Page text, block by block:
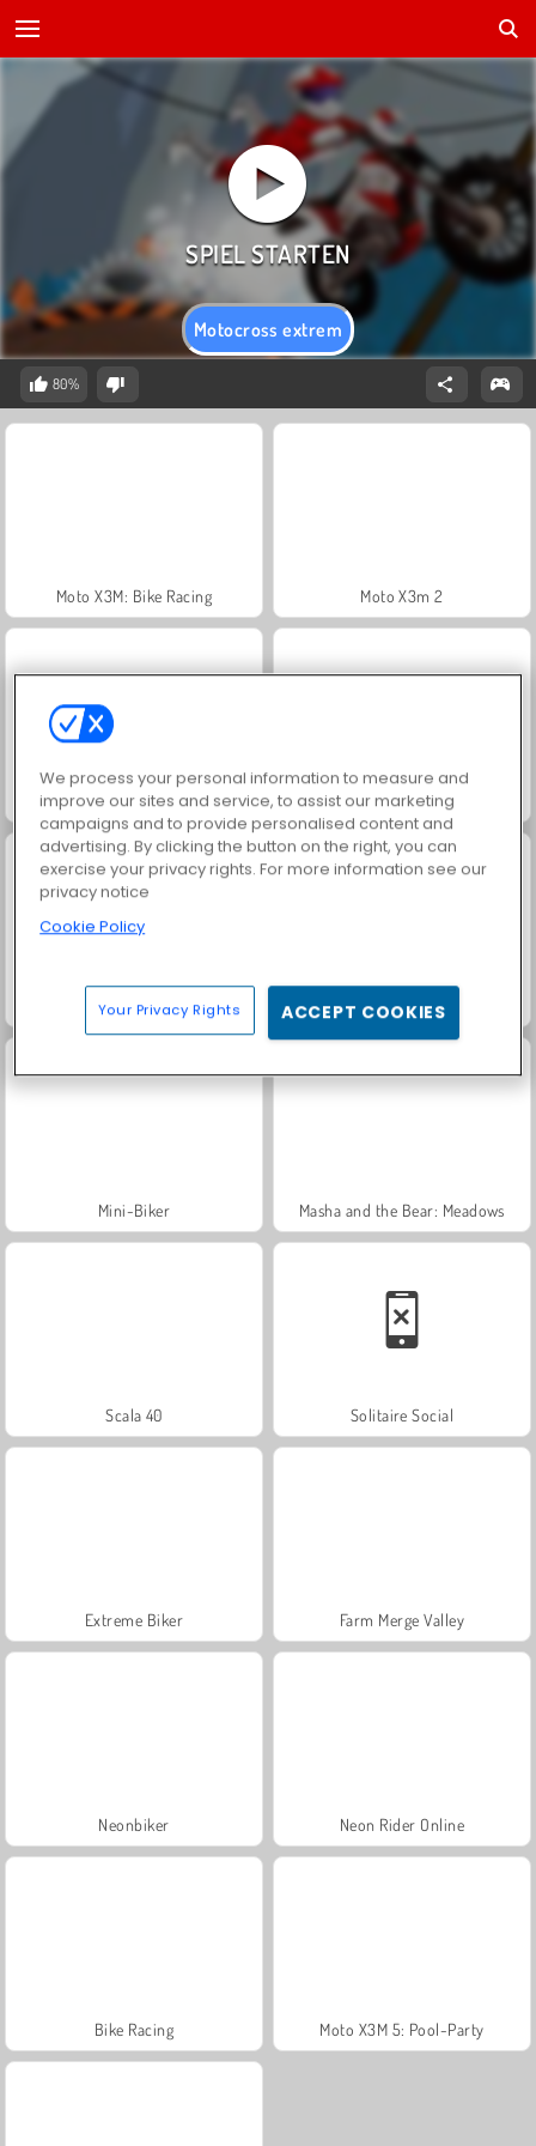
Motocross extrem
80%
Moto X3M: Bike Racing Moto X3m 2
Trollface Quest: USA 2 Jewel Garden Story
Juice Merge Grand Mahjong Connect
Mini-Biker Masha and the Bear: Meadows
Scala 40 Solitaire Social
Extreme Biker Farm Merge Valley
Neonbiker Neon Rider Online
Bike Racing Moto X3M 5: Pool-Party
We process your personal information to measure and
improve our sites and service, to assist our marketing
campaigns and to provide personalised content and
advertising. By clicking the button on the right, you can
exercise your privacy rights. For more information see our
privacy notice
Cookie Policy
Your Privacy Rights ACCEPT COOKIES